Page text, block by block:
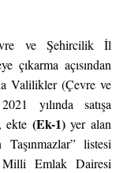
ve Şehircilik İl
çıkarma açısından
Valilikler (Çevre ve
yılında satışa
ekte (Ek-1)yer alan
listesi
Milli Emlak Dairesi